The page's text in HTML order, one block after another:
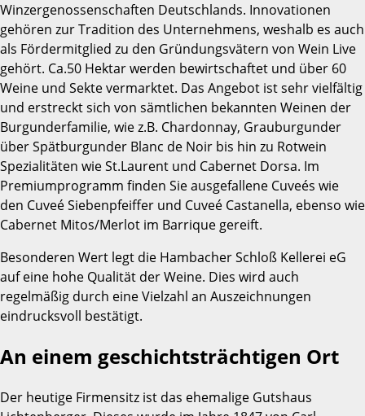
Winzergenossenschaften Deutschlands. Innovationen
gehören zur Tradition des Unternehmens, weshalb es auch
als Fördermitglied zu den Gründungsvätern von Wein Live
gehört. Ca.50 Hektar werden bewirtschaftet und über 60
Weine und Sekte vermarktet. Das Angebot ist sehr vielfältig
und erstreckt sich von sämtlichen bekannten Weinen der
Burgunderfamilie, wie z.B. Chardonnay, Grauburgunder
über Spätburgunder Blanc de Noir bis hin zu Rotwein
Spezialitäten wie St.Laurent und Cabernet Dorsa. Im
Premiumprogramm finden Sie ausgefallene Cuveés wie
den Cuveé Siebenpfeiffer und Cuveé Castanella, ebenso wie
Cabernet Mitos/Merlot im Barrique gereift.
Besonderen Wert legt die Hambacher Schloß Kellerei eG
auf eine hohe Qualität der Weine. Dies wird auch
regelmäßig durch eine Vielzahl an Auszeichnungen
eindrucksvoll bestätigt.
An einem geschichtsträchtigen Ort
Der heutige Firmensitz ist das ehemalige Gutshaus